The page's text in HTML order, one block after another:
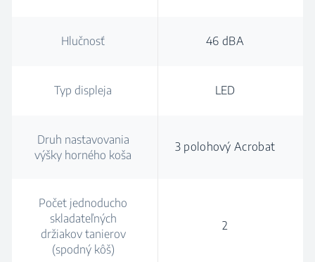
Hlučnosť 46 dBA
Typ displeja LED
Druh nastavovania
výšky horného koša
3 polohový Acrobat
Počet jednoducho
skladateľných
držiakov tanierov
(spodný kôš)
2